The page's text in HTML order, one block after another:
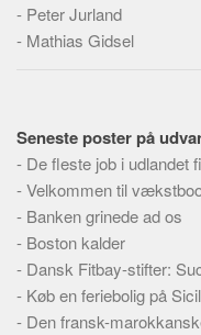
Redigering
Tekstannoncer
- Peter Jurland
- Mathias Gidsel
Seneste poster på
- De fleste job i udlandet
-Velkommen til
- Banken grinede ad os
- Boston kalder
- Dansk Fitbay-stifter:
- Køb en feriebolig på
- Den fransk-